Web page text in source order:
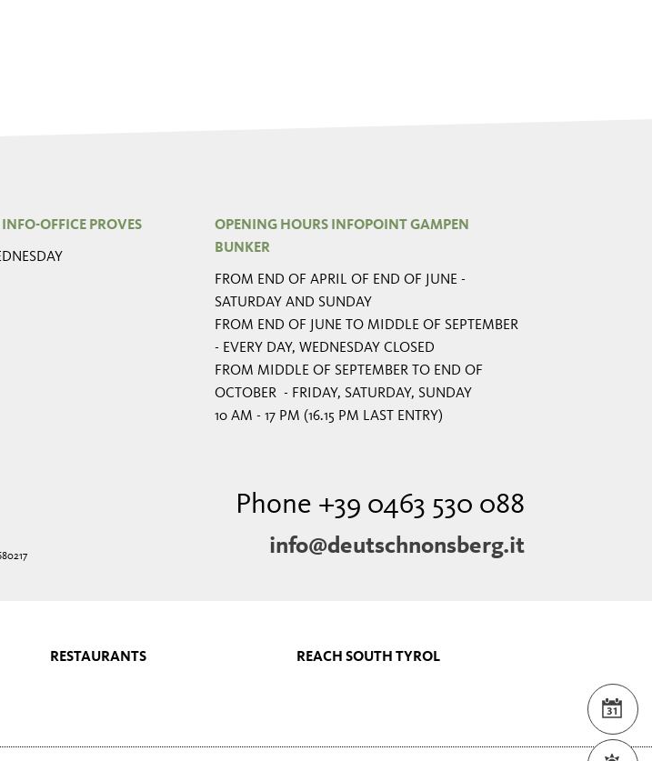
OFFICE PROVES
OPENING HOURS INFOPOINT GAMPEN
BUNKER
FROM END OF APRIL OF END OF JUNE -
SATURDAY AND SUNDAY
FROM END OF JUNE TO MIDDLE OF SEPTEMBER
- EVERY DAY, WEDNESDAY CLOSED
FROM MIDDLE OF SEPTEMBER TO END OF
OCTOBER - FRIDAY, SATURDAY, SUNDAY
10 AM - 17 PM (16.15 PM LAST ENTRY)
Phone +39 0463 530 088
info@deutschnonsberg.it
RESTAURANTS
REACH SOUTH TYROL